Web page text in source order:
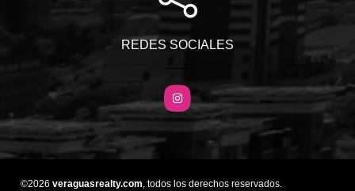
REDES SOCIALES
Instagram
©2026 veraguasrealty.com, todos los derechos reservados.